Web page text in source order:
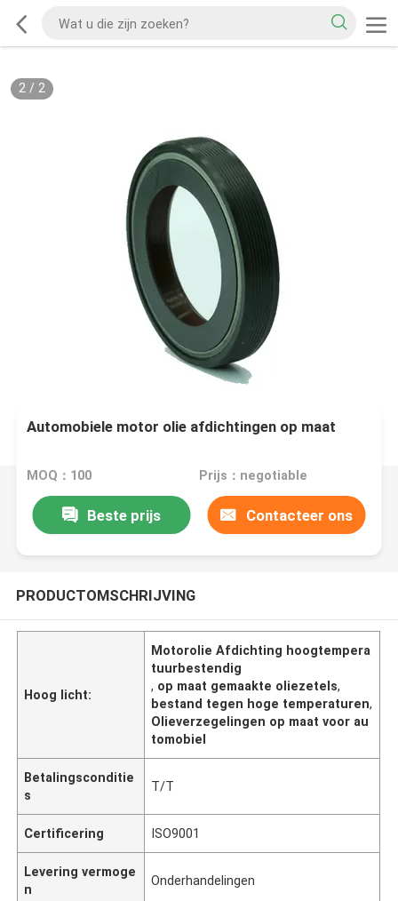
2/ 2
Automobiele motor olie afdichtingen op maat
MOQ：100 Prijs：negotiable
Beste prijs Contacteer ons
PRODUCTOMSCHRIJVING
Hoog licht:
Motorolie Afdichting hoogtempera
tuurbestendig
, op maat gemaakte oliezetels,
bestand tegen hoge temperaturen,
Olieverzegelingen op maat voor au
tomobiel
Betalingsconditie
s
T/T
Certificering ISO9001
Levering vermoge
n
Onderhandelingen